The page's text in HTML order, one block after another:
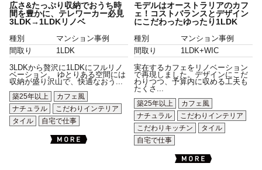
広さ&たっぷり収納でおうち時
間を豊かに、テレワーカー必見
3LDK→1LDKリノベ
種別
マンション事例
間取り
1LDK
3LDKから贅沢に1LDKにフルリノ
ベーション。 ゆとりある空間には
収納が盛り沢山で、快適なおう...
築25年以上
カフェ風
ナチュラル
こだわりインテリア
タイル
自宅で仕事
モデルはオーストラリアのカフ
ェ！コストバランスとデザイン
にこだわったゆったり1LDK
種別
マンション事例
間取り
1LDK+WIC
実在するカフェをリノベーション
で再現しました。デザインにこだ
わりつつ、予算内に収める工夫も
たくさ...
築25年以上
カフェ風
ナチュラル
こだわりインテリア
こだわりキッチン
タイル
自宅で仕事